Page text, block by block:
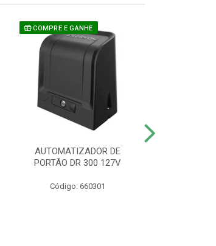
COMPRE E GANHE
AUTOMATIZADOR DE
PORTÃO DR 300 127V
Código: 660301